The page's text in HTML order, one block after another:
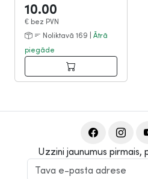
10.00
€ bez PVN
Noliktavā 169 | Ātrā
piegāde
Uzzini jaunumus pirmais,